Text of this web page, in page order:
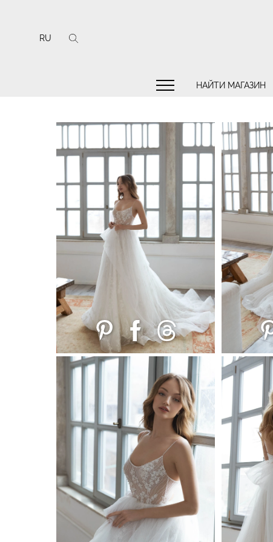
RU
НАЙТИ МАГАЗИН